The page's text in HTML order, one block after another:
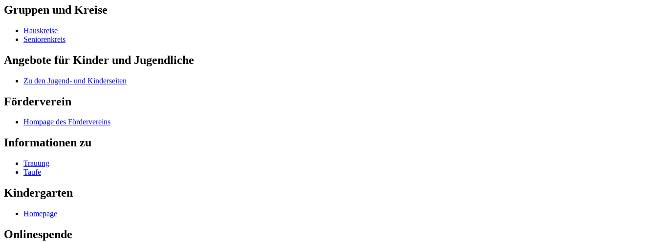
Gruppen und Kreise
Hauskreise
Seniorenkreis
Angebote für Kinder und Jugendliche
Zu den Jugend- und Kinderseiten
Förderverein
Hompage des Fördervereins
Informationen zu
Trauung
Taufe
Kindergarten
Homepage
Onlinespende